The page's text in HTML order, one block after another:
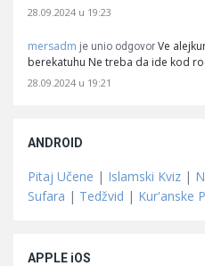
28.09.2024 u 19:23
mersadm je unio odgovor Ve
berekatuhu Ne treba da ide kod
28.09.2024 u 19:21
ANDROID
Pitaj Učene | Islamski Kviz |
Sufara | Tedžvid | Kur'anske
APPLE iOS